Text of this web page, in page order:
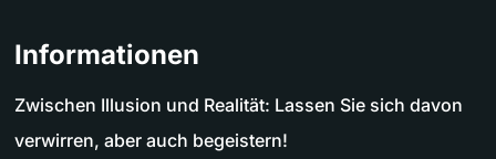
Informationen
Zwischen Illusion und Realität: Lassen Sie sich davon
verwirren, aber auch begeistern!